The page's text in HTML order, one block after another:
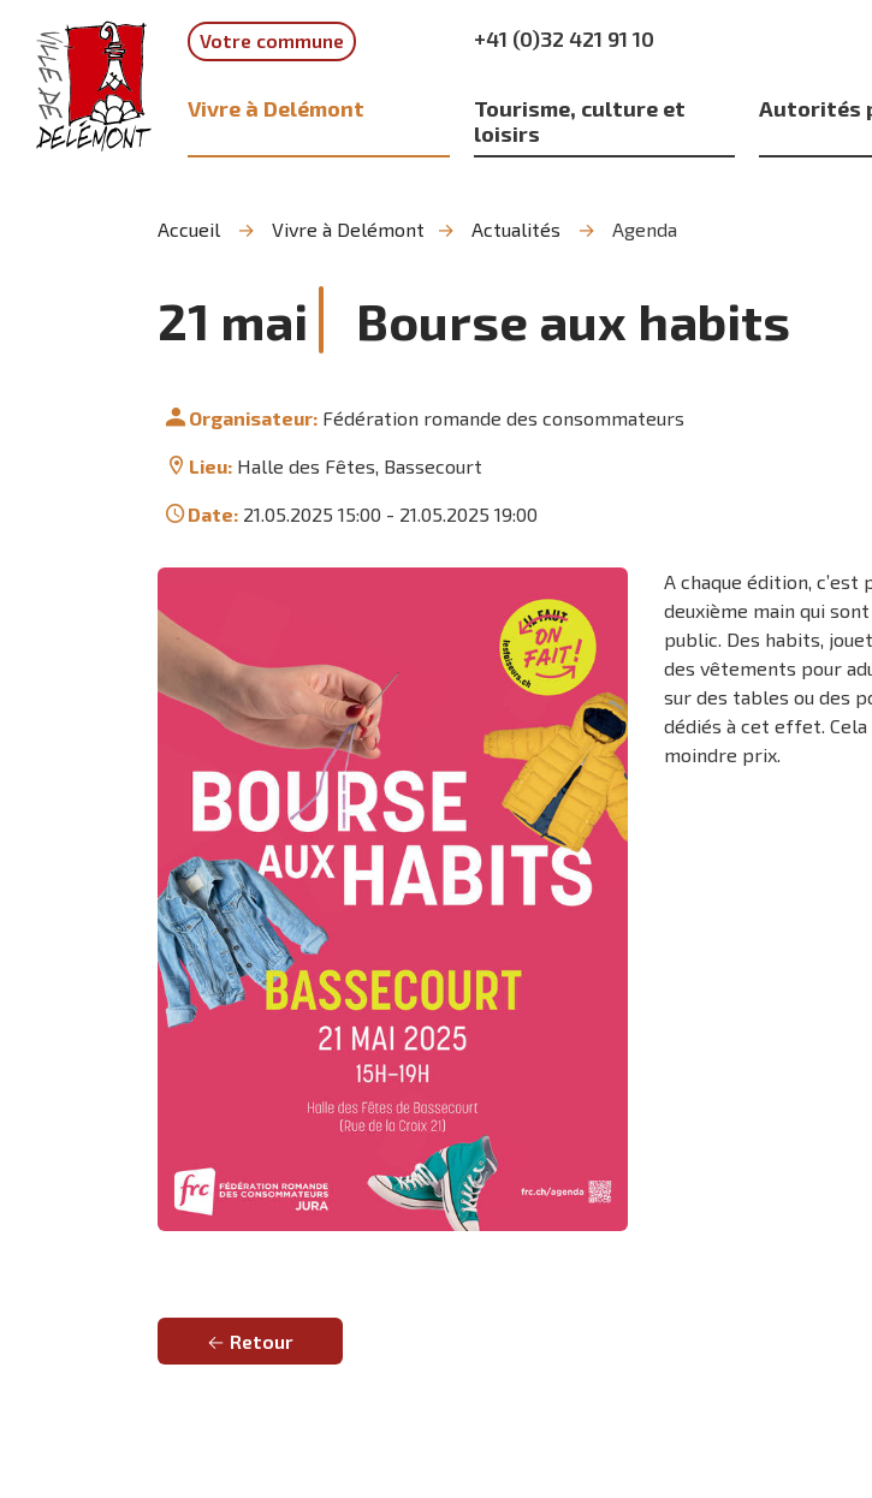
recherche
contenu
navigation
Votre commune +41 (0)32 421 91 10
Vivre à Delémont
Tourisme, culture et
loisirs
Autorités
Accueil Vivre à Delémont Actualités Agenda
Bourse aux habits
21 mai
Organisateur: Fédération romande des consommateurs
Lieu: Halle des Fêtes, Bassecourt
Date: 21.05.2025 15:00 - 21.05.2025 19:00
A chaque édition,
deuxième main qui
public. Des habits,
des vêtements pour
sur des tables ou des
dédiés à cet effet.
moindre prix.
Retour